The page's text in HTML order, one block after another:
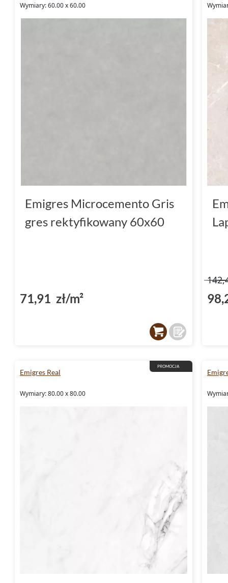
Wymiary: 60.00 x 60.00
Emigres Microcemento Gris
gres rektyfikowany 60x60
71,91 zł/m²
PROMOCJA
Emigres Real
Wymiary: 80.00 x 80.00